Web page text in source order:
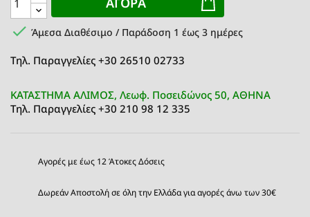
 Άμεσα Διαθέσιμο / Παράδοση 1 έως 3 ημέρες
Τηλ. Παραγγελίες +30 26510 02733
ΚΑΤΑΣΤΗΜΑ ΑΛΙΜΟΣ, Λεωφ. Ποσειδώνος 50, ΑΘΗΝΑ
Τηλ. Παραγγελίες +30 210 98 12 335
Αγορές με έως 12 Άτοκες Δόσεις
Δωρεάν Αποστολή σε όλη την Ελλάδα για αγορές άνω των 30€